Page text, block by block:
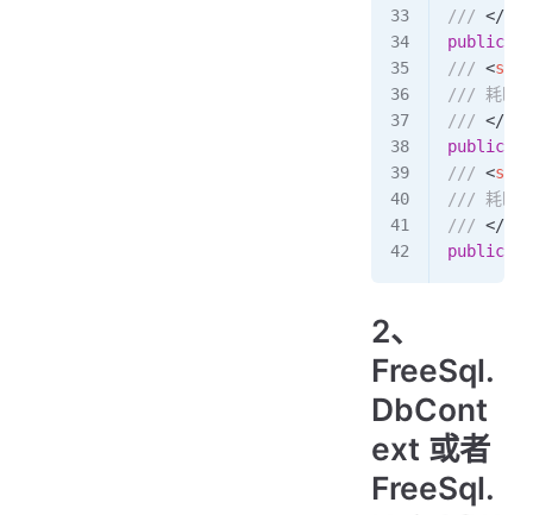
/// </
public
/// <
/// 耗时（
/// </
public
/// <
/// 耗时（
/// </
public
2、
FreeSql.
DbCont
ext 或者
FreeSql.